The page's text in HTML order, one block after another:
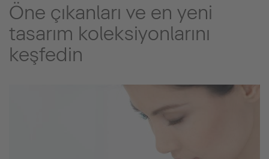
Öne çıkanları ve en yeni
tasarım koleksiyonlarını
keşfedin